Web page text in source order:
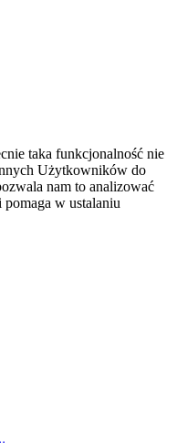
taka funkcjonalność nie
Użytkowników do
nam to analizować
w ustalaniu